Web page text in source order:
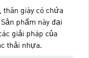
giày có chứa
phẩm này đại
giải pháp của
thải nhựa.